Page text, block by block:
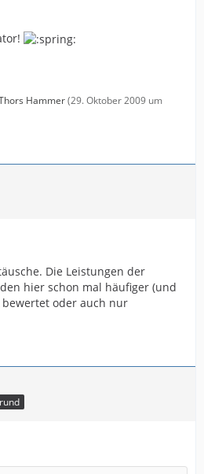
Hammer(29. Oktober 2009 um
Die Leistungen der
hier schon mal häufiger (und
oder auch nur